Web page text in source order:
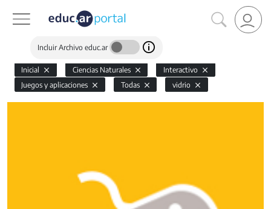
Incluir Archivo educ.ar
Inicial Ciencias Naturales
Interactivo
Juegos y aplicaciones
Todas vidrio